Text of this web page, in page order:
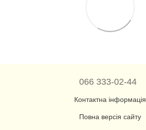
066 333-02-44
Контактна інформація
Повна версія сайту